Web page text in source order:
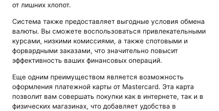
от лишних хлопот.
Система также предоставляет выгодные условия обмена
валюты. Вы сможете воспользоваться привлекательными
курсами, низкими комиссиями, а также спотовыми и
форвардными заказами, что значительно повысит
эффективность ваших финансовых операций.
Еще одним преимуществом является возможность
оформления платежной карты от Mastercard. Эта карта
позволит вам совершать покупки как в интернете, так и в
физических магазинах, что добавляет удобства в